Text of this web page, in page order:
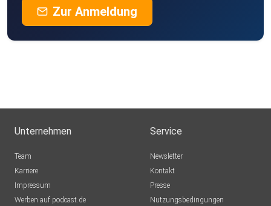
Zur Anmeldung
Unternehmen
Team
Karriere
Impressum
Werben auf podcast.de
Service
Newsletter
Kontakt
Presse
Nutzungsbedingungen